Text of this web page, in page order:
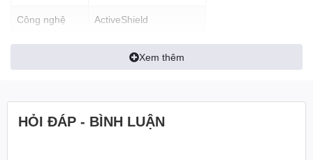
Công nghệ ActiveShield
Xem thêm
HỎI ĐÁP - BÌNH LUẬN